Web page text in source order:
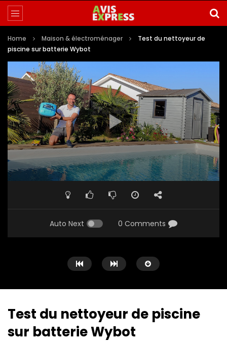
Home Maison & électroménager
Test du nettoyeur de
piscine sur batterie Wybot
Auto Next 0 Comments
Test du nettoyeur de piscine
sur batterie Wybot